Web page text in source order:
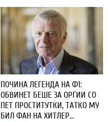
ПОЧИНА ЛЕГЕНДА НА Ф1:
ОБВИНЕТ БЕШЕ ЗА ОРГИИ СО
ПЕТ ПРОСТИТУТКИ, ТАТКО МУ
БИЛ ФАН НА ХИТЛЕР...